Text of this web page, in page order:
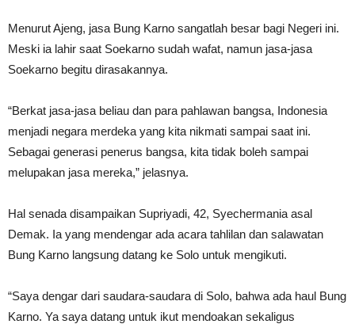
Menurut Ajeng, jasa Bung Karno sangatlah besar bagi Negeri ini.
Meski ia lahir saat Soekarno sudah wafat, namun jasa-jasa
Soekarno begitu dirasakannya.
“Berkat jasa-jasa beliau dan para pahlawan bangsa, Indonesia
menjadi negara merdeka yang kita nikmati sampai saat ini.
Sebagai generasi penerus bangsa, kita tidak boleh sampai
melupakan jasa mereka,” jelasnya.
Hal senada disampaikan Supriyadi, 42, Syechermania asal
Demak. Ia yang mendengar ada acara tahlilan dan salawatan
Bung Karno langsung datang ke Solo untuk mengikuti.
“Saya dengar dari saudara-saudara di Solo, bahwa ada haul Bung
Karno. Ya saya datang untuk ikut mendoakan sekaligus